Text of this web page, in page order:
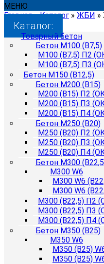
МЕНЮ
Главная»Каталог » ЖБИ »
Каталог:
Товарный бетон
Бетон М100 (B7,5)
М100 (B7,5) П2
М100 (B7,5) П3
Бетон М150 (B12,5)
Бетон М200 (B15)
М200 (B15) П2
М200 (B15) П3
М200 (B15) П4
Бетон М250 (B20)
М250 (B20) П2
М250 (B20) П3
М250 (B20) П4
Бетон М300
М300 W6
М300 W6
М300 W6
М300 (B22,5) П2
М300 (B22,5) П3
М300 (B22,5) П4
Бетон М350 (B25)
М350 W6
М350 (B25)
М350 (B25)